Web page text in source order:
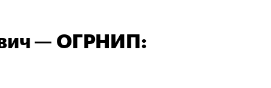
— ОГРНИП: